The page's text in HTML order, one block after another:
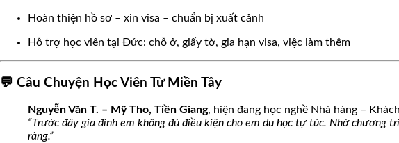
Hoàn thiện hồ sơ – xin visa – chuẩn bị xuất cảnh
Hỗ trợ học viên tại Đức: chỗ ở, giấy tờ, gia hạn visa, việc làm thêm
💬 Câu Chuyện Học Viên Từ Miền Tây
Nguyễn Văn T. – Mỹ Tho, Tiền Giang, hiện đang học nghề Nhà hàng –
“Trước đây gia đình em không đủ điều kiện cho em du học tự túc. Nhờ
ràng.”